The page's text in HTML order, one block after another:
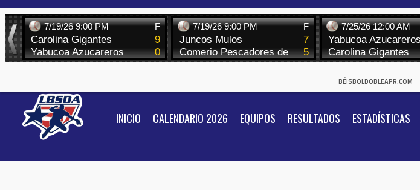
Skip
to
content
BÉISBOLDOBLEAPR.COM
INICIO CALENDARIO 2026 EQUIPOS RESULTADOS ESTADÍSTICAS